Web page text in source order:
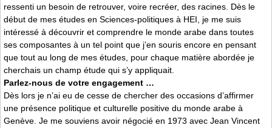
ressenti un besoin de retrouver, voire recréer, des racines. Dès le
début de mes études en Sciences-politiques à HEI, je me suis
intéressé à découvrir et comprendre le monde arabe dans toutes
ses composantes à un tel point que j’en souris encore en pensant
que tout au long de mes études, pour chaque matière abordée je
cherchais un champ étude qui s’y appliquait.
Parlez-nous de votre engagement …
Dès lors je n’ai eu de cesse de chercher des occasions d’affirmer
une présence politique et culturelle positive du monde arabe à
Genève. Je me souviens avoir négocié en 1973 avec Jean Vincent